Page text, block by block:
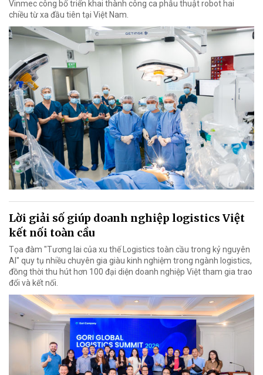
Vinmec công bố triển khai thành công ca phẫu thuật robot hai
chiều từ xa đầu tiên tại Việt Nam.
Lời giải số giúp doanh nghiệp logistics Việt
kết nối toàn cầu
Tọa đàm "Tương lai của xu thế Logistics toàn cầu trong kỷ nguyên
AI" quy tụ nhiều chuyên gia giàu kinh nghiệm trong ngành logistics,
đồng thời thu hút hơn 100 đại diện doanh nghiệp Việt tham gia trao
đổi và kết nối.